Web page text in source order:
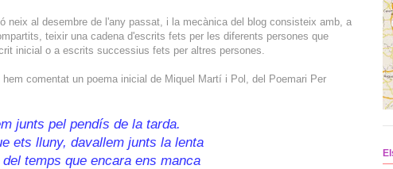
neix al desembre de l'any passat, i la mecànica del blog consisteix amb, a
teixir una cadena d'escrits fets per les diferents persones que
inicial o a escrits successius fets per altres persones.
hem comentat un poema inicial de Miquel Martí i Pol, del Poemari Per
junts pel pendís de la tarda.
ets lluny, davallem junts la lenta
temps que encara ens manca